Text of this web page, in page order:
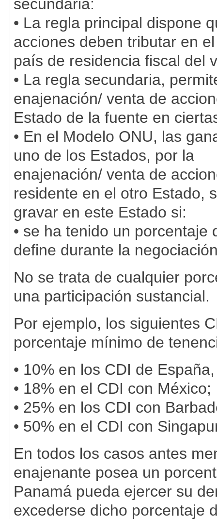
secundaria:
• La regla principal dispone
acciones deben tributar en el
país de residencia fiscal del
• La regla secundaria,
enajenación/ venta de
Estado de la fuente en
• En el Modelo ONU, las
uno de los Estados, por la
enajenación/ venta de
residente en el otro Estado,
gravar en este Estado si:
• se ha tenido un
define durante la
No se trata de cualquier
una participación sustancial.
Por ejemplo, los siguientes
porcentaje mínimo de
• 10% en los CDI de
• 18% en el CDI con México;
• 25% en los CDI con
• 50% en el CDI con
En todos los casos antes
enajenante posea un
Panamá pueda ejercer su
excederse dicho porcentaje